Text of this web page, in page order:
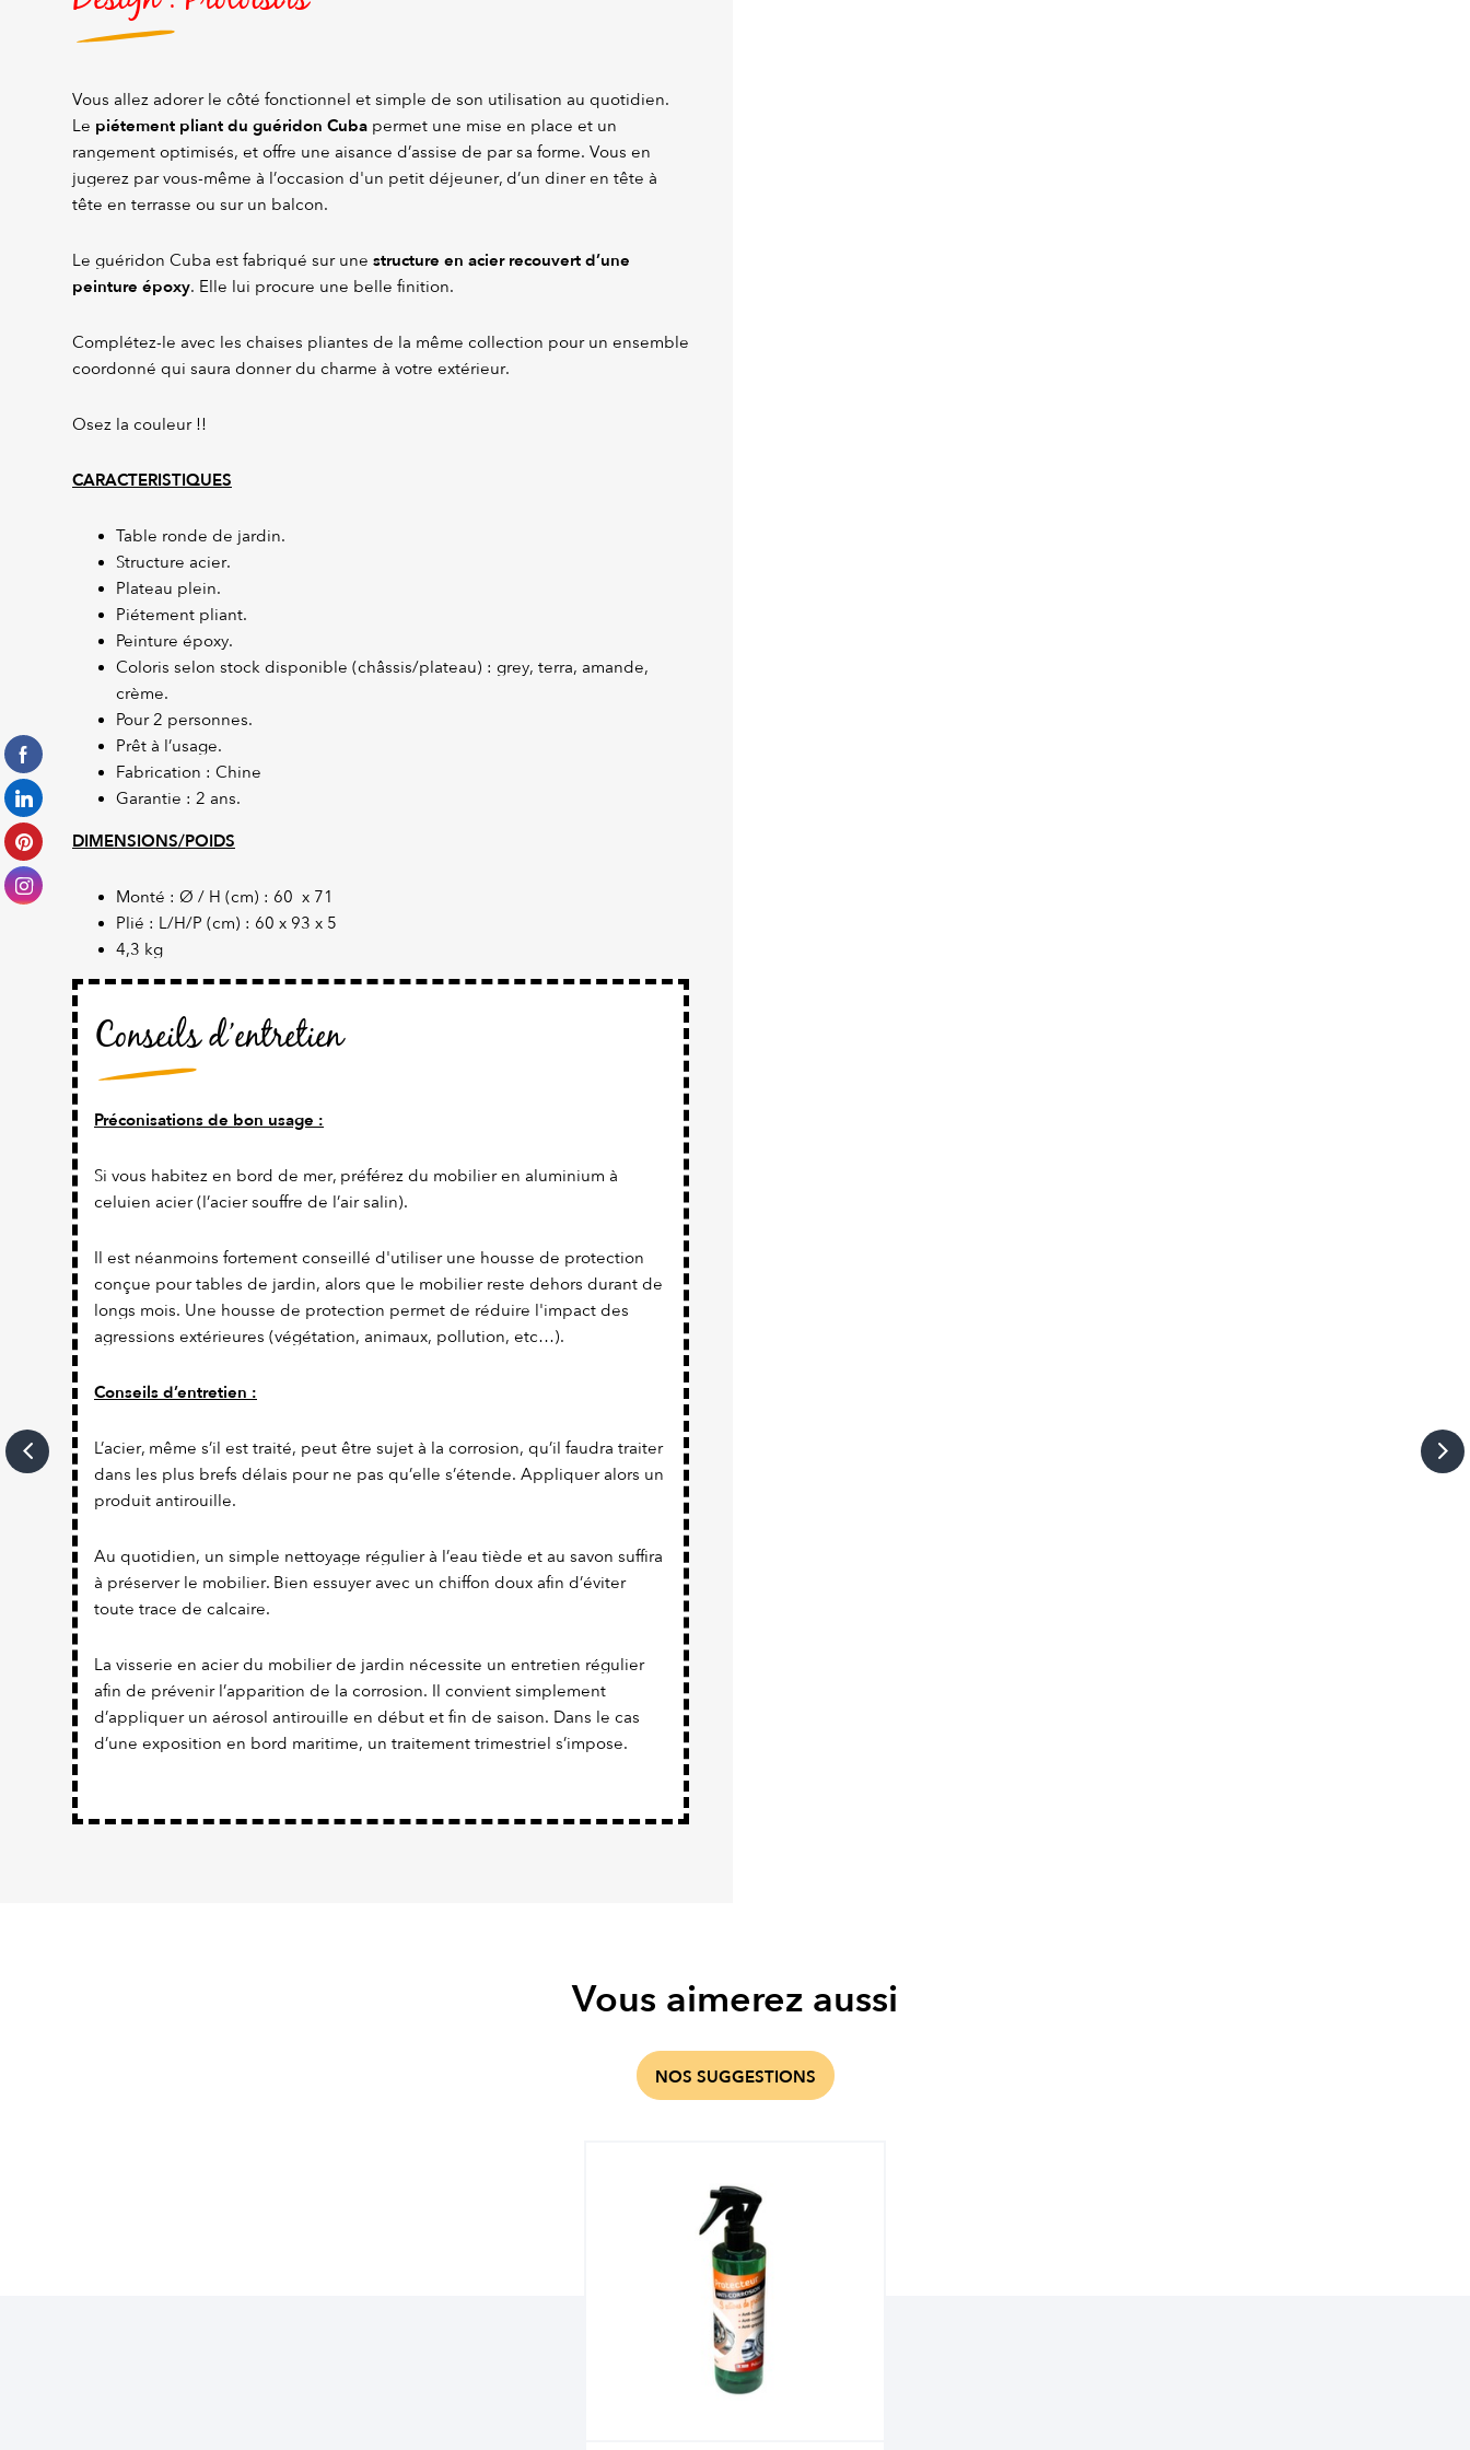
Vous allez adorer le côté fonctionnel et simple de son utilisation au quotidien.
Le piétement pliant du guéridon Cuba permet une mise en place et un
rangement optimisés, et offre une aisance d’assise de par sa forme. Vous en
jugerez par vous-même à l’occasion d'un petit déjeuner, d’un diner en tête à
tête en terrasse ou sur un balcon.
Le guéridon Cuba est fabriqué sur une structure en acier recouvert d’une
peinture époxy. Elle lui procure une belle finition.
Complétez-le avec les chaises pliantes de la même collection pour un ensemble
coordonné qui saura donner du charme à votre extérieur.
Osez la couleur !!
CARACTERISTIQUES
Table ronde de jardin.
Structure acier.
Plateau plein.
Piétement pliant.
Peinture époxy.
Coloris selon stock disponible (châssis/plateau) : grey, terra, amande,
crème.
Pour 2 personnes.
Prêt à l’usage.
Fabrication : Chine
Garantie : 2 ans.
DIMENSIONS/POIDS
Monté : Ø / H (cm) : 60 x 71
Plié : L/H/P (cm) : 60 x 93 x 5
4,3 kg
Conseils d’entretien
Préconisations de bon usage :
Si vous habitez en bord de mer, préférez du mobilier en aluminium à
celuien acier (l’acier souffre de l’air salin).
Il est néanmoins fortement conseillé d'utiliser une housse de protection
conçue pour tables de jardin, alors que le mobilier reste dehors durant de
longs mois. Une housse de protection permet de réduire l'impact des
agressions extérieures (végétation, animaux, pollution, etc…).
Conseils d’entretien :
L’acier, même s’il est traité, peut être sujet à la corrosion, qu’il faudra traiter
dans les plus brefs délais pour ne pas qu’elle s’étende. Appliquer alors un
produit antirouille.
Au quotidien, un simple nettoyage régulier à l’eau tiède et au savon suffira
à préserver le mobilier. Bien essuyer avec un chiffon doux afin d’éviter
toute trace de calcaire.
La visserie en acier du mobilier de jardin nécessite un entretien régulier
afin de prévenir l’apparition de la corrosion. Il convient simplement
d’appliquer un aérosol antirouille en début et fin de saison. Dans le cas
d’une exposition en bord maritime, un traitement trimestriel s’impose.
Vous aimerez aussi
NOS SUGGESTIONS